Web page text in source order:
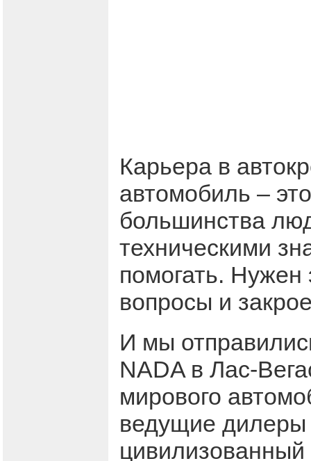
Карьера в
автомобиль –
большинства
техническими
помогать. Нужен
вопросы и
И мы
NADA в Лас-
мирового
ведущие дилеры
цивилизованный